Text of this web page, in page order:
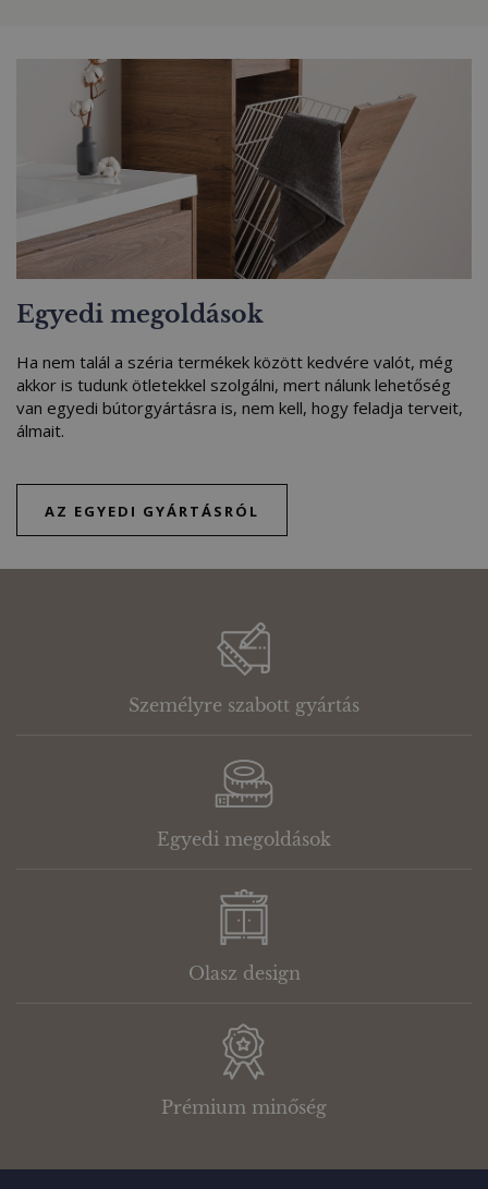
Egyedi megoldások
Ha nem talál a széria termékek között kedvére valót, még
akkor is tudunk ötletekkel szolgálni, mert nálunk lehetőség
van egyedi bútorgyártásra is, nem kell, hogy feladja terveit,
álmait.
AZ EGYEDI GYÁRTÁSRÓL
Személyre szabott gyártás
Egyedi megoldások
Olasz design
Prémium minőség